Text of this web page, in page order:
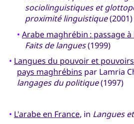
sociolinguistiques et
proximité linguistique(2001)
• Arabe maghrébin : passage
Faits de langues(1999)
• Langues du pouvoir et
pays maghrébins par Lamria
langages du politique(1997)
• L'arabe en France, in Langues